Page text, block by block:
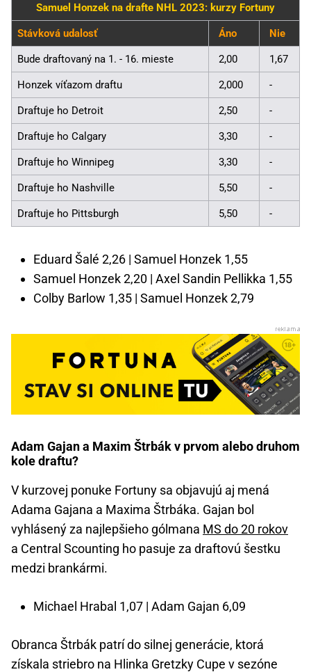
Samuel Honzek na drafte NHL 2023: kurzy Fortuny
Stávková udalosť Áno Nie
Bude draftovaný na 1. - 16. mieste 2,00 1,67
Honzek víťazom draftu 2,000 -
Draftuje ho Detroit 2,50 -
Draftuje ho Calgary 3,30 -
Draftuje ho Winnipeg 3,30 -
Draftuje ho Nashville 5,50 -
Draftuje ho Pittsburgh 5,50 -
Eduard Šalé 2,26 | Samuel Honzek 1,55
Samuel Honzek 2,20 | Axel Sandin Pellikka 1,55
Colby Barlow 1,35 | Samuel Honzek 2,79
Adam Gajan a Maxim Štrbák v prvom alebo druhom
kole draftu?
V kurzovej ponuke Fortuny sa objavujú aj mená
Adama Gajana a Maxima Štrbáka. Gajan bol
vyhlásený za najlepšieho gólmana MS do 20 rokov
a Central Scounting ho pasuje za draftovú šestku
medzi brankármi.
Michael Hrabal 1,07 | Adam Gajan 6,09
Obranca Štrbák patrí do silnej generácie, ktorá
získala striebro na Hlinka Gretzky Cupe v sezóne